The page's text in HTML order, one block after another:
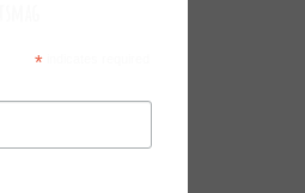
*indicates required